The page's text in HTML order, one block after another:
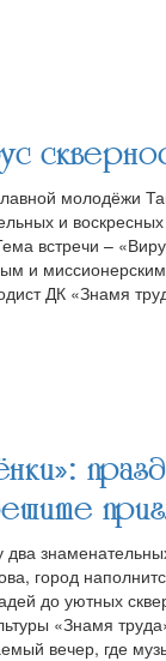
молодёжи
и
встречи –
и
ДК «Знамя
город
до уютных
«Знамя
вечер, где